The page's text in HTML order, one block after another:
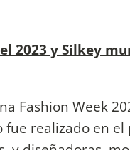
2023 y Silkey
Fashion Week
fue realizado en